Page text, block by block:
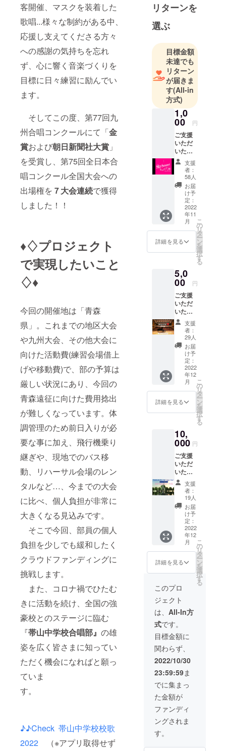
客開催、マスクを装着した
歌唱...様々な制約がある中、
応援し支えてくださる方々
への感謝の気持ちを忘れ
ず、心に響く音楽づくりを
目標に日々練習に励んでい
ます。
そしてこの度、第77回九
州合唱コンクールにて「金
賞および朝日新聞社大賞 」
を受賞し、第75回全日本合
唱コンクール全国大会への
出場権を ７大会連続で獲得
しました！！
♦♢プロジェクト
で実現したいこと
♢♦
今回の開催地は「青森
県」。これまでの地区大会
や九州大会、その他大会に
向けた活動費(練習会場借上
げや移動費)で、部の予算は
厳しい状況にあり、今回の
青森遠征に向けた費用捻出
が難しくなっています。体
調管理のため前日入りが必
要な事に加え、飛行機乗り
継ぎや、現地でのバス移
動、リハーサル会場のレン
タルなど…、今までの大会
に比べ、個人負担が非常に
大きくなる見込みです。
そこで今回、部員の個人
負担を少しでも緩和したく
クラウドファンディングに
挑戦します。
また、コロナ禍でひたむ
きに活動を続け、全国の強
豪校とのステージに臨む
『帯山中学校合唱部』 の雄
姿を広く皆さまに知ってい
ただく機会になればと願っ
ていま
す。
♪♪Check 帯山中学校校歌
2022 （※アプリ取得せず
たくさんの
方々に歌声
を届けるこ
とをサポー
トしていま
す！「sky
sound」を
モットーに
掲げて、活
動を通して
関わってく
ださった全
ての方々へ
感謝の気持
ちを届けた
い！！
応援の程よ
ろしくお願
いいたしま
す！
リターンを
選ぶ
目標金額
未達でも
リターン
が届きま
す(All-in
方式)
1,0
00 円
ご支援
いただ
いた方
には、
①「感
謝の気
持ちを
込めた
お礼
文」 を
メール
でお届
けさせ
ていた
だきま
す。
支援
者：
58人
お届
け予
定：
2022
年11
月
詳細を見る
こ
の
リ
タ
ー
ン
を
選
択
す
る
5,0
00 円
ご支援
いただ
いた方
には、
①「感
謝の気
持ちを
込めた
お礼
文」
②「全
国大会
での活
動レ
ポー
ト」
山中合
唱部の
期間限
定"思い
出の曲
歌唱動
画”（U
RL) 」
をメー
ルでお
届けさ
せてい
ただき
ます。
支援
者：
29人
お届
け予
定：
2022
年12
月
詳細を見る
こ
の
リ
タ
ー
ン
を
選
択
す
る
10,
000 円
ご支援
いただ
いた方
には、
①「感
謝の気
持ちを
込めた
お礼
文」
②「全
国大会
での活
動レ
ポー
ト」
③「帯
山中合
唱部の
期間限
定動
画”全国
大会へ
の
道”（U
RL) 」
→※動画
のラス
トに
「お名
前」
「法人
名」
「団体
紹介を
支援
者：
19人
お届
け予
定：
2022
年12
月
詳細を見る
こ
の
リ
タ
ー
ン
を
選
択
す
る
このプロ
ジェクト
は、 All-In方
式です。
目標金額に
関わらず、
2022/10/30
23:59:59ま
でに集まっ
た金額が
ファンディ
ングされま
す。